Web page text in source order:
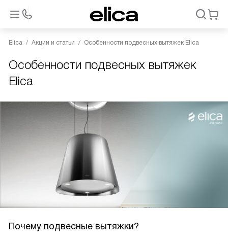
Elica Акции и статьи Особенности подвесных вытяжек Elica
Особенности подвесных вытяжек
Elica
Почему подвесные вытяжки?